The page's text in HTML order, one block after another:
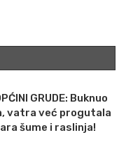
GRUDE: Buknuo
vatra već progutala
šume i raslinja!